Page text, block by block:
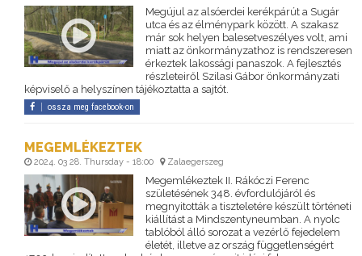
Megújul az alsóerdei kerékpárút a Sugár
utca és az élménypark között. A szakasz
már sok helyen balesetveszélyes volt, ami
miatt az önkormányzathoz is rendszeresen
érkeztek lakossági panaszok. A fejlesztés
részleteiről Szilasi Gábor önkormányzati
képviselő a helyszínen tájékoztatta a sajtót.
ossza meg facebook-on
MEGEMLÉKEZTEK
2024. 03 28. Thursday - 18:00 Zalaegerszeg
Megemlékeztek II. Rákóczi Ferenc
születésének 348. évfordulójáról és
megnyitották a tiszteletére készült történeti
kiállítást a Mindszentyneumban. A nyolc
tablóból álló sorozat a vezérlő fejedelem
életét, illetve az ország függetlenségért